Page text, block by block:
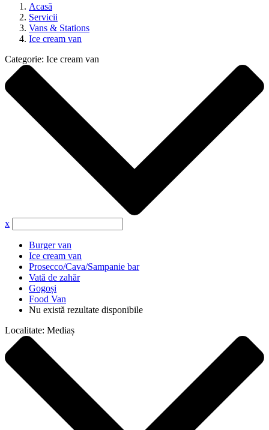
Acasă
Servicii
Vans & Stations
Ice cream van
Categorie: Ice cream van
x
Burger van
Ice cream van
Prosecco/Cava/Sampanie bar
Vată de zahăr
Gogoși
Food Van
Nu există rezultate disponibile
Localitate: Mediaș